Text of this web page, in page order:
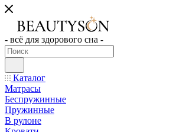
- всё для здорового сна -
Каталог
Матрасы
Беспружинные
Пружинные
В рулоне